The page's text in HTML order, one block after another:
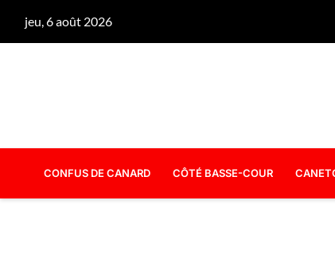
jeu, 6 août 2026
CONFUS DE CANARD CÔTÉ BASSE-COUR